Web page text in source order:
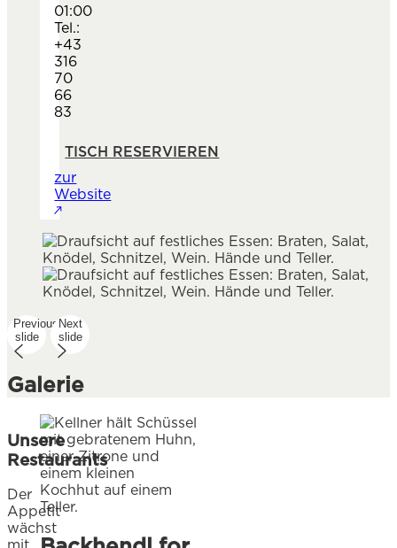
01:00
Tel.:
+43
316
70
66
83
TISCH RESERVIEREN
zur
Website
Previous
slide
Next
slide
Galerie
Unsere
Restaurants
Der
Appetit
wächst